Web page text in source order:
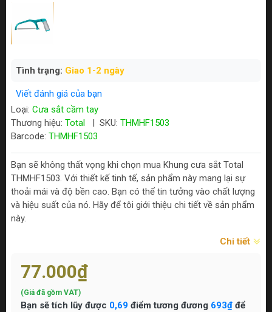
Tình trạng: Giao 1-2 ngày
Viết đánh giá của bạn
Loại: Cưa sắt cầm tay
Thương hiệu: Total SKU: THMHF1503
Barcode: THMHF1503
Bạn sẽ không thất vọng khi chọn mua Khung cưa sắt Total
THMHF1503. Với thiết kế tinh tế, sản phẩm này mang lại sự
thoải mái và độ bền cao. Bạn có thể tin tưởng vào chất lượng
và hiệu suất của nó. Hãy để tôi giới thiệu chi tiết về sản phẩm
này.
Chi tiết
77.000₫
(Giá đã gồm VAT)
Bạn sẽ tích lũy được 0,69 điểm tương đương 693₫ để